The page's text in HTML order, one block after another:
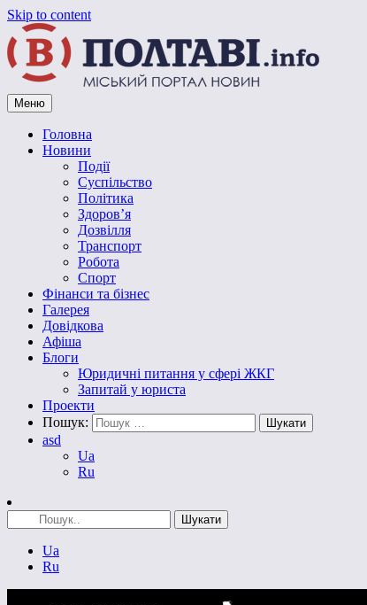
Skip to content
Vpoltave.info
Полтавський портал новин
Меню
Головна
Новини
Події
Суспільство
Політика
Здоров’я
Дозвілля
Транспорт
Робота
Спорт
Фінанси та бізнес
Галерея
Довідкова
Афіша
Блоги
Юридичні питання у сфері ЖКГ
Запитай у юриста
Проекти
Пошук:
asd
Ua
Ru
Ua
Ru